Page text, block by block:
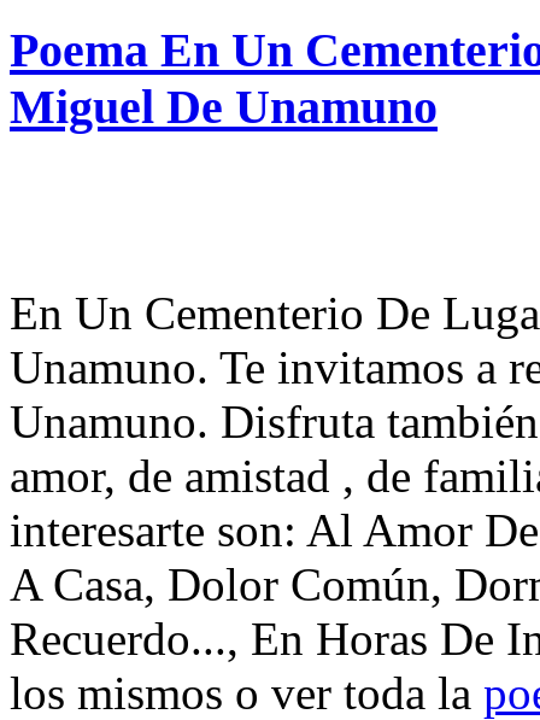
Poema En Un
Miguel De Unamuno
En Un Cementerio De
Unamuno. Te invitamos a
Unamuno. Disfruta
amor, de amistad , de
interesarte son: Al Amor
A Casa, Dolor Común,
Recuerdo..., En Horas De
los mismos o ver toda la